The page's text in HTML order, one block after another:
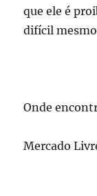
que ele é
difícil
Onde
Mercado